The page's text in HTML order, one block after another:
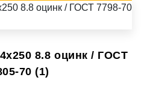
8.8 оцинк / ГОСТ
70 (1)